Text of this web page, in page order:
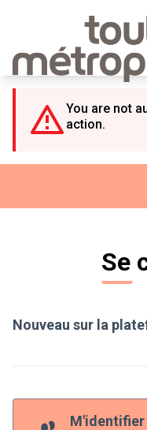
You are not
action.
Se
Nouveau sur la
M'identifier